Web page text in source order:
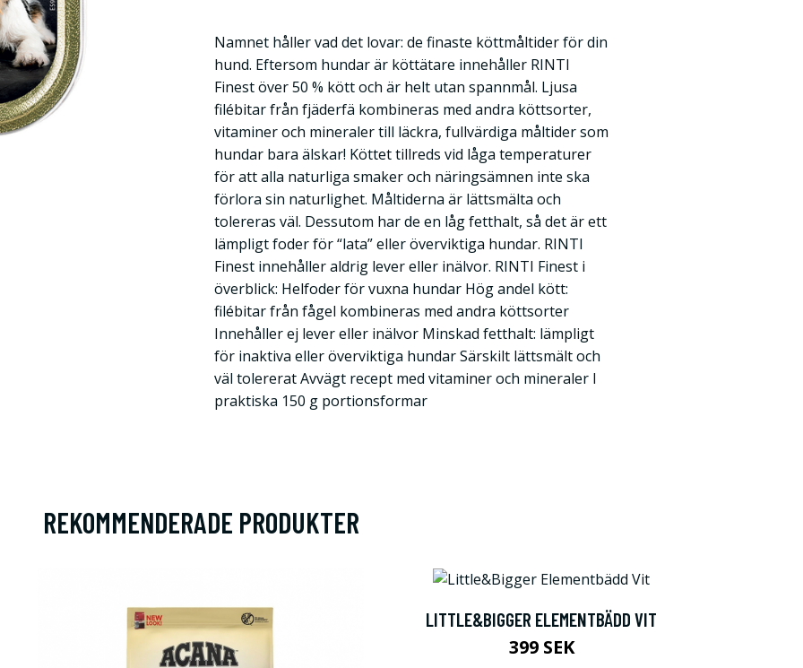
Namnet håller vad det lovar: de finaste köttmåltider för din
hund. Eftersom hundar är köttätare innehåller RINTI
Finest över 50 % kött och är helt utan spannmål. Ljusa
filébitar från fjäderfä kombineras med andra köttsorter,
vitaminer och mineraler till läckra, fullvärdiga måltider som
hundar bara älskar! Köttet tillreds vid låga temperaturer
för att alla naturliga smaker och näringsämnen inte ska
förlora sin naturlighet. Måltiderna är lättsmälta och
tolereras väl. Dessutom har de en låg fetthalt, så det är ett
lämpligt foder för “lata” eller överviktiga hundar. RINTI
Finest innehåller aldrig lever eller inälvor. RINTI Finest i
överblick: Helfoder för vuxna hundar Hög andel kött:
filébitar från fågel kombineras med andra köttsorter
Innehåller ej lever eller inälvor Minskad fetthalt: lämpligt
för inaktiva eller överviktiga hundar Särskilt lättsmält och
väl tolererat Avvägt recept med vitaminer och mineraler I
praktiska 150 g portionsformar
REKOMMENDERADE PRODUKTER
LITTLE&BIGGER ELEMENTBÄDD VIT
399 SEK